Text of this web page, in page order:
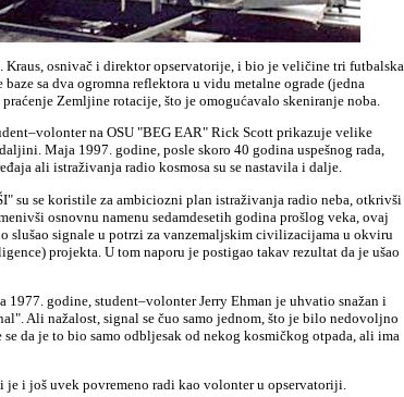
osnivač i direktor opservatorije i bio je veličine tri futbalska
sa dva ogromna reflektora u vidu metalne ograde (jedna
Zemljine rotacije, što je omogućavalo skeniranje noba.
na OSU "BEG EAR" Rick Scott prikazuje velike
Maja 1997. godine, posle skoro 40 godina uspešnog rada,
ali istraživanja radio kosmosa su se nastavila i dalje.
su se koristile za ambiciozni plan istraživanja radio neba, otkrivši
osnovnu namenu sedamdesetih godina prošlog veka, ovaj
slušao signale u potrzi za vanzemaljskim civilizacijama u okviru
projekta. U tom naporu je postigao takav rezultat da je ušao
1977. godine, student–volonter Jerry Ehman je uhvatio snažan i
". Ali nažalost, signal se čuo samo jednom, što je bilo nedovoljno
da je to bio samo odbljesak od nekog kosmičkog otpada ali ima
je i još uvek povremeno radi kao volonter u opservatoriji.